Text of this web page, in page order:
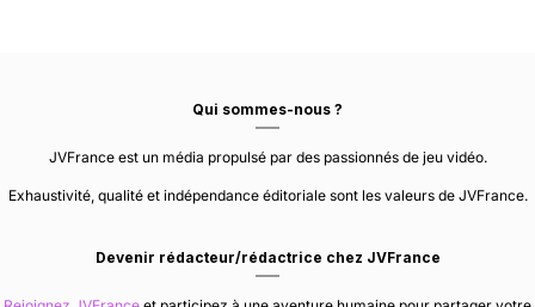
Qui sommes-nous ?
JVFrance est un média propulsé par des passionnés de jeu vidéo.
Exhaustivité, qualité et indépendance éditoriale sont les valeurs de JVFrance.
Devenir rédacteur/rédactrice chez JVFrance